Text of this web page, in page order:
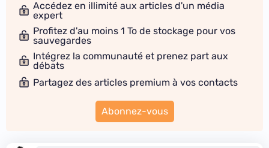
Accédez en illimité aux articles d'un média
expert
Profitez d'au moins 1 To de stockage pour vos
sauvegardes
Intégrez la communauté et prenez part aux
débats
Partagez des articles premium à vos contacts
Abonnez-vous